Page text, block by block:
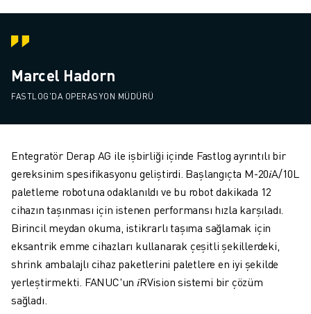
Marcel Hadorn
FASTLOG'DA OPERASYON MÜDÜRÜ
Entegratör Derap AG ile işbirliği içinde Fastlog ayrıntılı bir
gereksinim spesifikasyonu geliştirdi. Başlangıçta M-20𝑖A/10L
paletleme robotuna odaklanıldı ve bu robot dakikada 12
cihazın taşınması için istenen performansı hızla karşıladı.
Birincil meydan okuma, istikrarlı taşıma sağlamak için
eksantrik emme cihazları kullanarak çeşitli şekillerdeki,
shrink ambalajlı cihaz paketlerini paletlere en iyi şekilde
yerleştirmekti. FANUC'un 𝑖RVision sistemi bir çözüm
sağladı.